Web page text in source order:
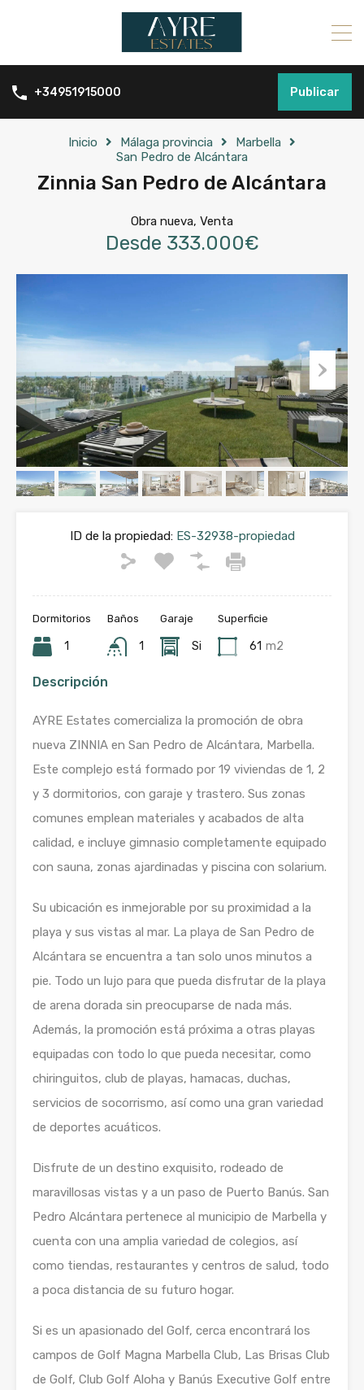
+34951915000 Publicar
Inicio Málaga provincia
Marbella
San Pedro de Alcántara
Zinnia San Pedro de Alcántara
Obra nueva, Venta
Desde 333.000€
ID de la propiedad:ES-32938-propiedad
Dormitorios
1
Baños
1
Garaje
Si
Superficie
61 m2
Descripción
AYRE Estates comercializa la promoción de obra
nueva ZINNIA en San Pedro de Alcántara, Marbella.
Este complejo está formado por 19 viviendas de 1, 2
y 3 dormitorios, con garaje y trastero. Sus zonas
comunes emplean materiales y acabados de alta
calidad, e incluye gimnasio completamente equipado
con sauna, zonas ajardinadas y piscina con solarium.
Su ubicación es inmejorable por su proximidad a la
playa y sus vistas al mar. La playa de San Pedro de
Alcántara se encuentra a tan solo unos minutos a
pie. Todo un lujo para que pueda disfrutar de la playa
de arena dorada sin preocuparse de nada más.
Además, la promoción está próxima a otras playas
equipadas con todo lo que pueda necesitar, como
chiringuitos, club de playas, hamacas, duchas,
servicios de socorrismo, así como una gran variedad
de deportes acuáticos.
Disfrute de un destino exquisito, rodeado de
maravillosas vistas y a un paso de Puerto Banús. San
Pedro Alcántara pertenece al municipio de Marbella y
cuenta con una amplia variedad de colegios, así
como tiendas, restaurantes y centros de salud, todo
a poca distancia de su futuro hogar.
Si es un apasionado del Golf, cerca encontrará los
campos de Golf Magna Marbella Club, Las Brisas Club
de Golf, Club Golf Aloha y Banús Executive Golf entre